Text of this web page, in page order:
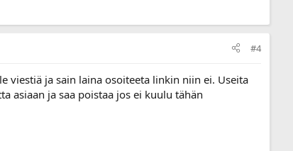
#4
ja sain laina osoiteeta linkin niin ei. Useita
asiaan ja saa poistaa jos ei kuulu tähän